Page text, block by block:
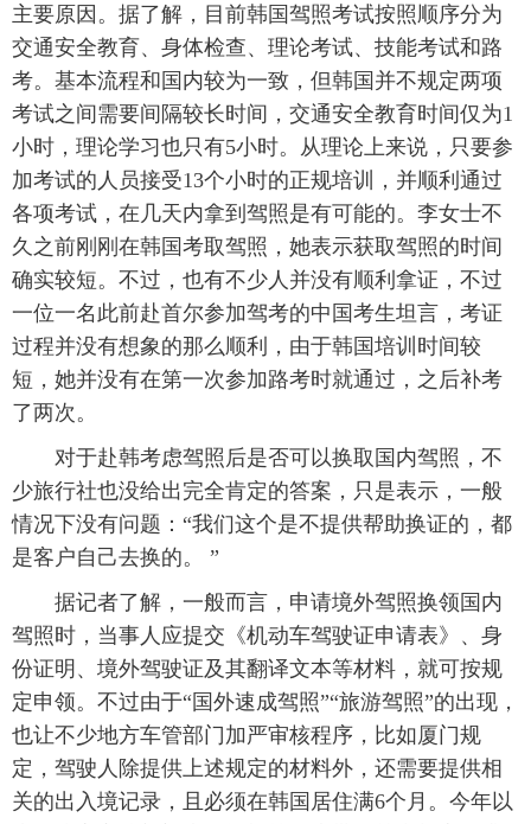
主要原因。据了解，目前韩国驾照考试按照顺序分为
交通安全教育、身体检查、理论考试、技能考试和路
考。基本流程和国内较为一致，但韩国并不规定两项
考试之间需要间隔较长时间，交通安全教育时间仅为1
小时，理论学习也只有5小时。从理论上来说，只要参
加考试的人员接受13个小时的正规培训，并顺利通过
各项考试，在几天内拿到驾照是有可能的。李女士不
久之前刚刚在韩国考取驾照，她表示获取驾照的时间
确实较短。不过，也有不少人并没有顺利拿证，不过
一位一名此前赴首尔参加驾考的中国考生坦言，考证
过程并没有想象的那么顺利，由于韩国培训时间较
短，她并没有在第一次参加路考时就通过，之后补考
了两次。
对于赴韩考虑驾照后是否可以换取国内驾照，不
少旅行社也没给出完全肯定的答案，只是表示，一般
情况下没有问题：“我们这个是不提供帮助换证的，都
是客户自己去换的。 ”
据记者了解，一般而言，申请境外驾照换领国内
驾照时，当事人应提交《机动车驾驶证申请表》、身
份证明、境外驾驶证及其翻译文本等材料，就可按规
定申领。不过由于“国外速成驾照”“旅游驾照”的出现，
也让不少地方车管部门加严审核程序，比如厦门规
定，驾驶人除提供上述规定的材料外，还需要提供相
关的出入境记录，且必须在韩国居住满6个月。今年以